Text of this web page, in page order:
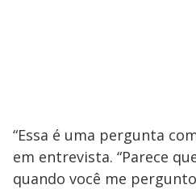
“Essa é uma pergunta
em entrevista. “Parece
quando você me